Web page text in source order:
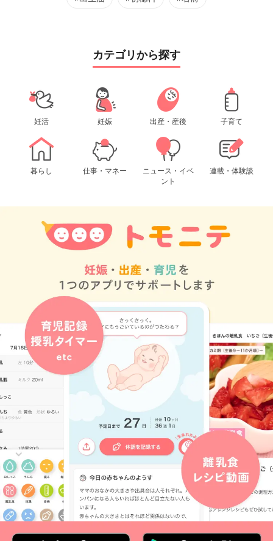
カテゴリから探す
妊活 妊娠 出産・産後 子育て
暮らし 仕事・マネー
ニュース・イベ
ント
連載・体験談